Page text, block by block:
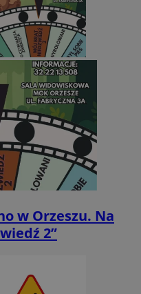
w Orzeszu. Na
2”